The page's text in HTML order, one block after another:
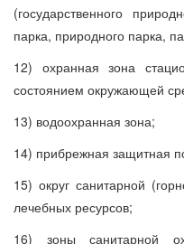
(государственного
парка, природного парка,
12) охранная зона
состоянием окружающей
13) водоохранная зона;
14) прибрежная защитная
15) округ санитарной
лечебных ресурсов;
16) зоны санитарной